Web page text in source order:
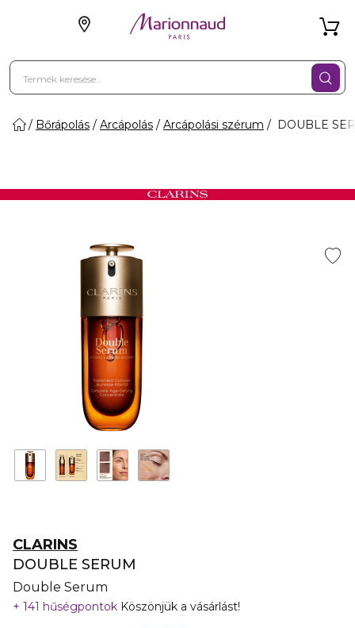
Bőrápolás Arcápolás Arcápolási szérum DOUBLE
CLARINS
DOUBLE SERUM
Double Serum
141 hűségpontok Köszönjük a vásárlást!